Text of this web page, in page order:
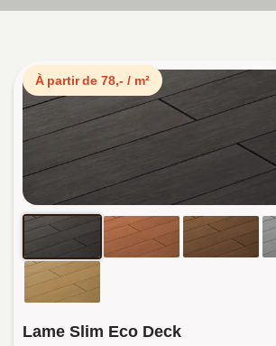
À partir de 78,- / m²
Lame Slim Eco Deck